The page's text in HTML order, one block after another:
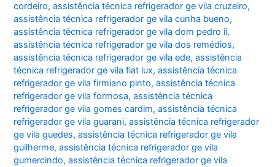
cordeiro,assistência técnica refrigerador ge vila cruzeiro,
assistência técnica refrigerador ge vila cunha bueno,
assistência técnica refrigerador ge vila dom pedro ii,
assistência técnica refrigerador ge vila dos remédios,
assistência técnica refrigerador ge vila ede,assistência
técnica refrigerador ge vila fiat lux,assistência técnica
refrigerador ge vila firmiano pinto,assistência técnica
refrigerador ge vila formosa,assistência técnica
refrigerador ge vila gomes cardim,assistência técnica
refrigerador ge vila guarani,assistência técnica refrigerador
ge vila guedes,assistência técnica refrigerador ge vila
guilherme,assistência técnica refrigerador ge vila
gumercindo,assistência técnica refrigerador ge vila